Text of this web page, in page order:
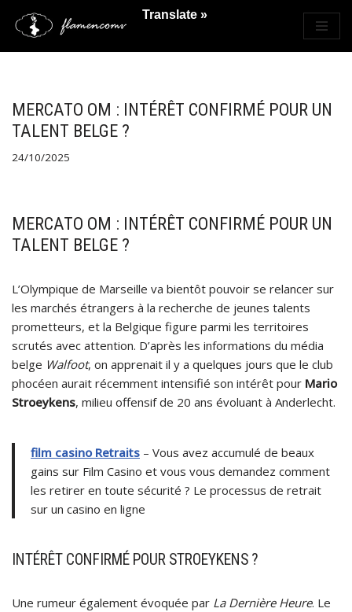
Saltar
MERCATO OM : INTÉRÊT CONFIRMÉ POUR UN
TALENT BELGE ?
24/10/2025
MERCATO OM : INTÉRÊT CONFIRMÉ POUR UN
TALENT BELGE ?
L’Olympique de Marseille va bientôt pouvoir se relancer sur
les marchés étrangers à la recherche de jeunes talents
prometteurs, et la Belgique figure parmi les territoires
scrutés avec attention. D’après les informations du média
belge Walfoot, on apprenait il y a quelques jours que le club
phocéen aurait récemment intensifié son intérêt pour Mario
Stroeykens, milieu offensif de 20 ans évoluant à Anderlecht.
film casino Retraits – Vous avez accumulé de beaux
gains sur Film Casino et vous vous demandez comment
les retirer en toute sécurité ? Le processus de retrait
sur un casino en ligne
INTÉRÊT CONFIRMÉ POUR STROEYKENS ?
Une rumeur également évoquée par La Dernière Heure. Le
Translate »